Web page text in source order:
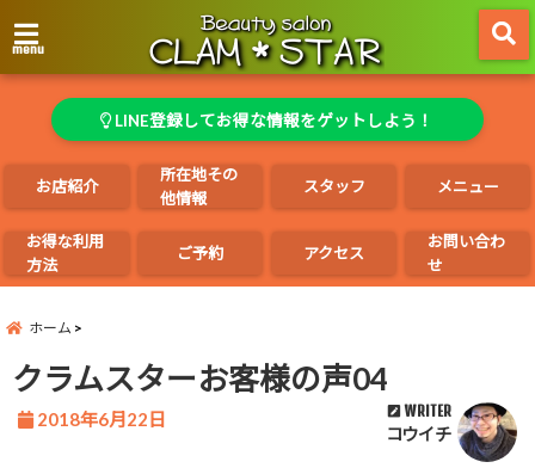
menu
LINE登録してお得な情報をゲットしよう！
お店紹介
所在地その
他情報
スタッフ メニュー
お得な利用
方法
ご予約 アクセス
お問い合わ
せ
ホーム
クラムスターお客様の声04
2018年6月22日 WRITER
コウイチ